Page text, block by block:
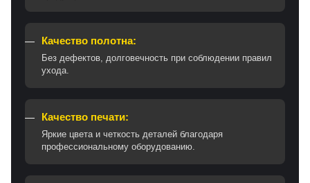
Качество полотна:
Без дефектов, долговечность при соблюдении правил
ухода.
Качество печати:
Яркие цвета и четкость деталей благодаря
профессиональному оборудованию.